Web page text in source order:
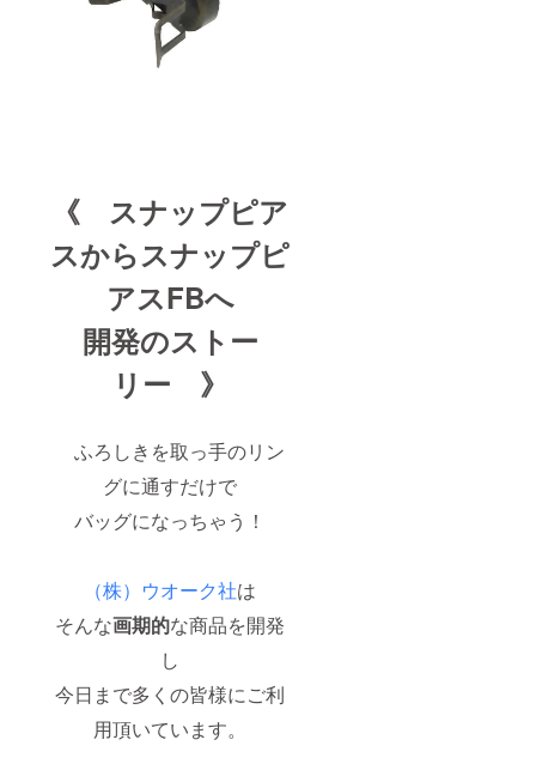
《 スナップピア
スからスナップピ
アスFBへ
開発のストー
リー 》
ふろしきを取っ手のリン
グに通すだけで
バッグになっちゃう！
（株）ウオーク社は
そんな画期的な商品を開発
し
今日まで多くの皆様にご利
用頂いています。